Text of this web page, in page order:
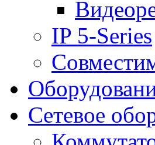
IP 5-Series
Сетевое